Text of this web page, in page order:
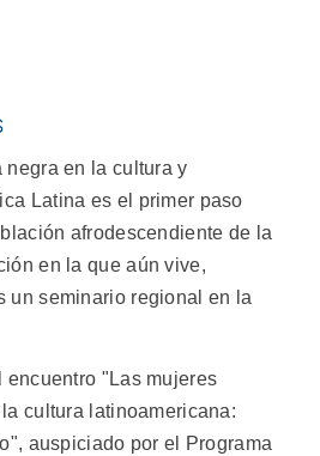
negra en la cultura y
Latina es el primer paso
afrodescendiente de la
en la que aún vive,
un seminario regional en la
encuentro "Las mujeres
cultura latinoamericana:
auspiciado por el Programa